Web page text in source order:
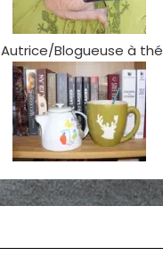
Autrice/Blogueuse à thé